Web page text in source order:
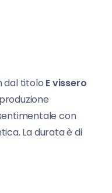
dal titolo E vissero
con
La durata è di